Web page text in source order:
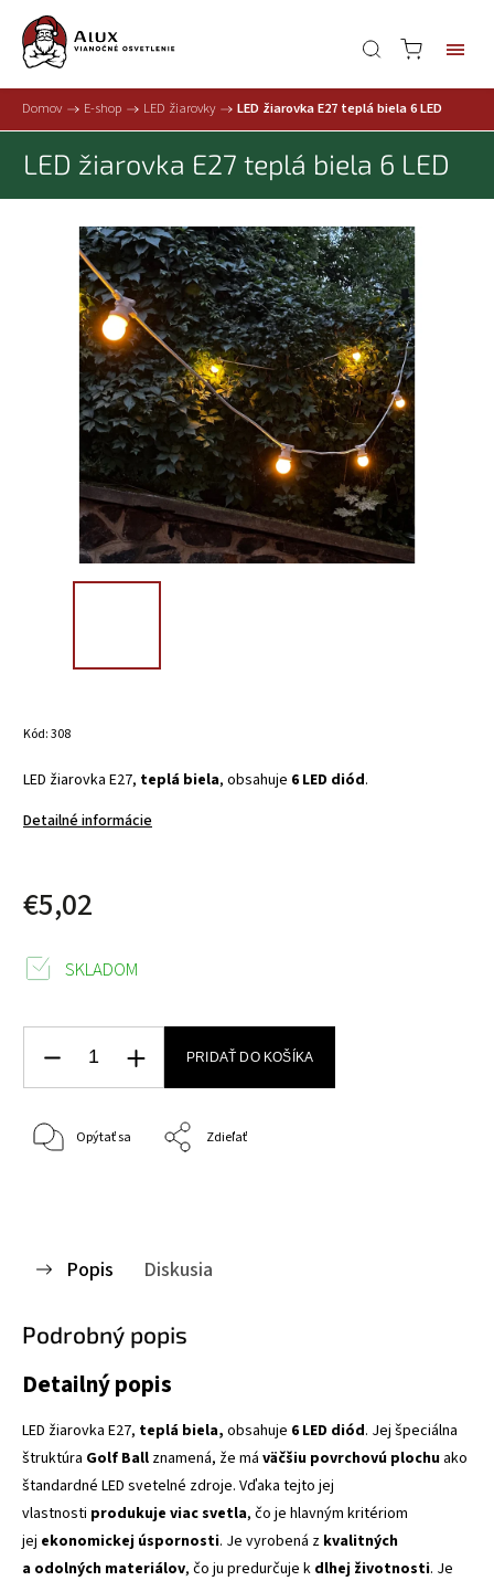
Domov / E-shop / LED žiarovky / LED žiarovka E27 teplá biela 6 LED
LED žiarovka E27 teplá biela 6 LED
Kód:308
LED žiarovka E27, teplá biela, obsahuje 6 LED diód.
Detailné informácie
€5,02
SKLADOM
PRIDAŤ DO KOŠÍKA
Opýtať sa Zdieľať
Popis Diskusia
Podrobný popis
Detailný popis
LED žiarovka E27, teplá biela, obsahuje 6 LED diód. Jej špeciálna
štruktúra Golf Ball znamená, že má väčšiu povrchovú plochu ako
štandardné LED svetelné zdroje. Vďaka tejto jej
vlastnosti produkuje viac svetla, čo je hlavným kritériom
jej ekonomickej úspornosti. Je vyrobená z kvalitných
a odolných materiálov, čo ju predurčuje k dlhej životnosti. Je